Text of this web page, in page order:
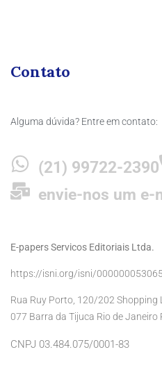
Contato
Alguma dúvida? Entre em contato:
(21) 99722-2390
envie-nos um e-
E-papers Servicos Editoriais Ltda.
https://isni.org/isni/
Rua Ruy Porto, 120/202 Shopping
077 Barra da Tijuca Rio de Janeiro
CNPJ 03.484.075/0001-83